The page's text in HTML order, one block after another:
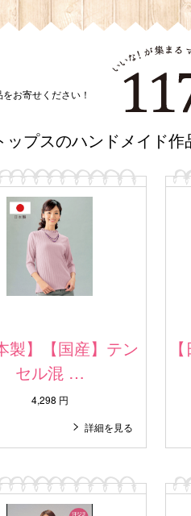
お寄せください！
ップスのハンドメイド作
製】【国産】テン
セル混 …
4,298 円
詳細を見る